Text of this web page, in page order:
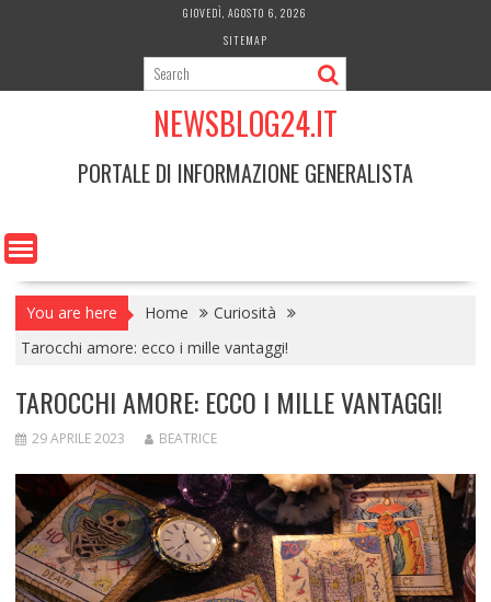
GIOVEDÌ, AGOSTO 6, 2026
SITEMAP
NEWSBLOG24.IT
PORTALE DI INFORMAZIONE GENERALISTA
You are here Home
Curiosità
Tarocchi amore: ecco i mille vantaggi!
TAROCCHI AMORE: ECCO I MILLE VANTAGGI!
29 APRILE 2023 BEATRICE